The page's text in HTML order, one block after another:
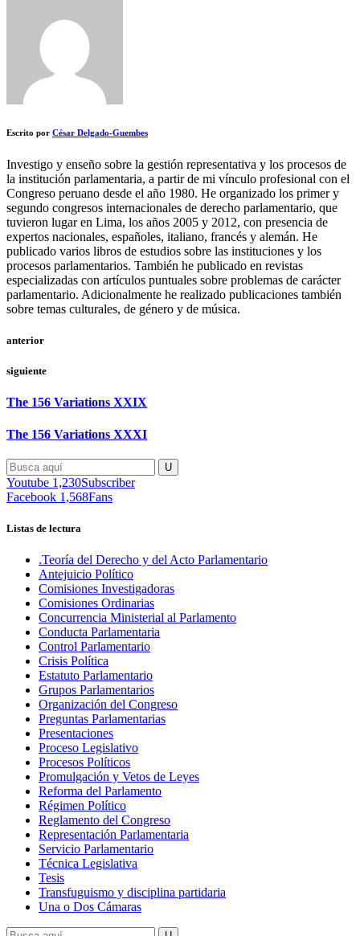
Escrito por César Delgado-Guembes
Investigo y enseño sobre la gestión representativa y los procesos de
la institución parlamentaria, a partir de mi vínculo profesional con el
Congreso peruano desde el año 1980. He organizado los primer y
segundo congresos internacionales de derecho parlamentario, que
tuvieron lugar en Lima, los años 2005 y 2012, con presencia de
expertos nacionales, españoles, italiano, francés y alemán. He
publicado varios libros de estudios sobre las instituciones y los
procesos parlamentarios. También he publicado en revistas
especializadas con artículos puntuales sobre problemas de carácter
parlamentario. Adicionalmente he realizado publicaciones también
sobre temas culturales, de género y de música.
anterior
siguiente
The 156 Variations XXIX
The 156 Variations XXXI
Youtube 1,230Subscriber
Facebook 1,568Fans
Listas de lectura
.Teoría del Derecho y del Acto Parlamentario
Antejuicio Político
Comisiones Investigadoras
Comisiones Ordinarias
Concurrencia Ministerial al Parlamento
Conducta Parlamentaria
Control Parlamentario
Crisis Política
Estatuto Parlamentario
Grupos Parlamentarios
Organización del Congreso
Preguntas Parlamentarias
Presentaciones
Proceso Legislativo
Procesos Políticos
Promulgación y Vetos de Leyes
Reforma del Parlamento
Régimen Político
Reglamento del Congreso
Representación Parlamentaria
Servicio Parlamentario
Técnica Legislativa
Tesis
Transfuguismo y disciplina partidaria
Una o Dos Cámaras